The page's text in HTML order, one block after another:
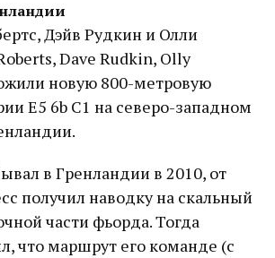
Дэйв Рудкин и Олли
Dave Rudkin, Olly
новую 800-метровую
E5 6b C1 на северо-западном
в Гренландии в 2010, от
получил наводку на скальный
части фьорда. Тогда
что маршрут его команде (с